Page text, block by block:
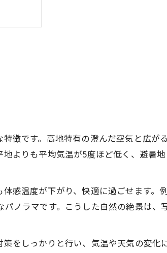
界
徴です。高地特有の澄んだ空気と広が
よりも平均気温が5度ほど低く、避暑
感温度が下がり、快適に過ごせます。
ノラマです。こうした自然の絶景は、
をしっかりと行い、気温や天気の変化